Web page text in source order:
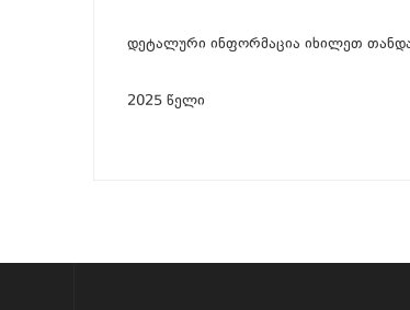
დეტალური ინფორმაცია იხილეთ
2025 წელი